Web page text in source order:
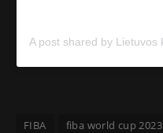
FIBA fiba world cup 2023